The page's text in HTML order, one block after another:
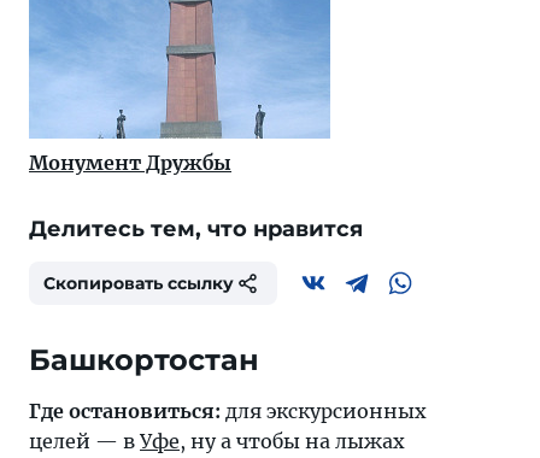
Монумент Дружбы
Делитесь тем, что нравится
Скопировать ссылку
Башкортостан
Где остановиться: для экскурсионных
целей — в Уфе, ну а чтобы на лыжах